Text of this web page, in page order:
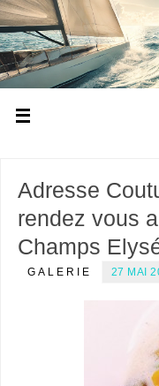
Adresse
rendez vous
Champs
GALERIE 27 MAI